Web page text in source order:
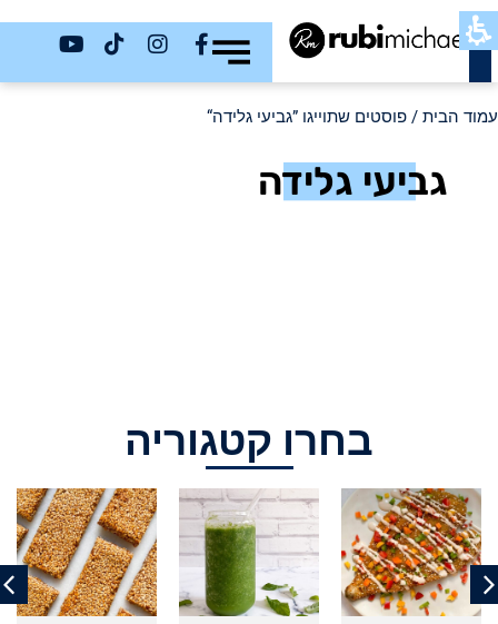
כשר
עמוד הבית / פוסטים שתוייגו ”גביעי גלידה“
גביעי גלידה
בחרו קטגוריה